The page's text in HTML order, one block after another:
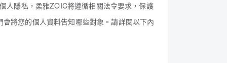
人隱私，柔雅ZOIC將遵循相關法令要求，保護
將您的個人資料告知哪些對象。請詳閱以下內